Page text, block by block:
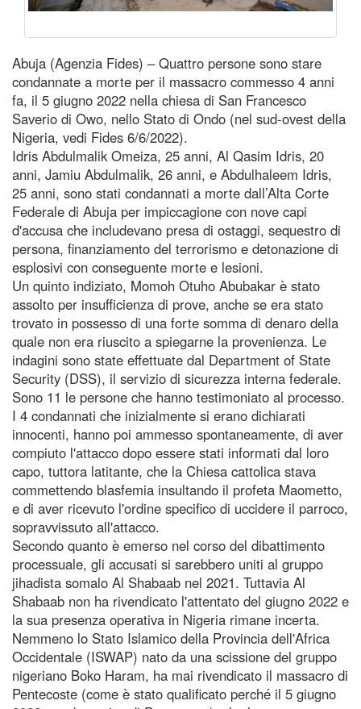
Abuja (Agenzia Fides) – Quattro persone sono stare
condannate a morte per il massacro commesso 4 anni
fa, il 5 giugno 2022 nella chiesa di San Francesco
Saverio di Owo, nello Stato di Ondo (nel sud-ovest della
Nigeria, vedi Fides 6/6/2022).
Idris Abdulmalik Omeiza, 25 anni, Al Qasim Idris, 20
anni, Jamiu Abdulmalik, 26 anni, e Abdulhaleem Idris,
25 anni, sono stati condannati a morte dall’Alta Corte
Federale di Abuja per impiccagione con nove capi
d'accusa che includevano presa di ostaggi, sequestro di
persona, finanziamento del terrorismo e detonazione di
esplosivi con conseguente morte e lesioni.
Un quinto indiziato, Momoh Otuho Abubakar è stato
assolto per insufficienza di prove, anche se era stato
trovato in possesso di una forte somma di denaro della
quale non era riuscito a spiegarne la provenienza. Le
indagini sono state effettuate dal Department of State
Security (DSS), il servizio di sicurezza interna federale.
Sono 11 le persone che hanno testimoniato al processo.
I 4 condannati che inizialmente si erano dichiarati
innocenti, hanno poi ammesso spontaneamente, di aver
compiuto l'attacco dopo essere stati informati dal loro
capo, tuttora latitante, che la Chiesa cattolica stava
commettendo blasfemia insultando il profeta Maometto,
e di aver ricevuto l'ordine specifico di uccidere il parroco,
sopravvissuto all'attacco.
Secondo quanto è emerso nel corso del dibattimento
processuale, gli accusati si sarebbero uniti al gruppo
jihadista somalo Al Shabaab nel 2021. Tuttavia Al
Shabaab non ha rivendicato l'attentato del giugno 2022 e
la sua presenza operativa in Nigeria rimane incerta.
Nemmeno lo Stato Islamico della Provincia dell'Africa
Occidentale (ISWAP) nato da una scissione del gruppo
nigeriano Boko Haram, ha mai rivendicato il massacro di
Pentecoste (come è stato qualificato perché il 5 giugno